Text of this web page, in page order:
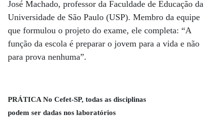
José Machado, professor da Faculdade de Educação da
Universidade de São Paulo (USP). Membro da equipe
que formulou o projeto do exame, ele completa: “A
função da escola é preparar o jovem para a vida e não
para prova nenhuma”.
PRÁTICA No Cefet-SP, todas as disciplinas
podem ser dadas nos laboratórios